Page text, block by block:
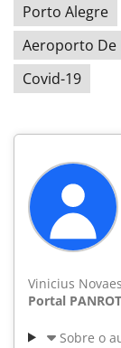
Porto Alegre
Aeroporto De
Covid-19
Vinicius
Portal
Sobre o